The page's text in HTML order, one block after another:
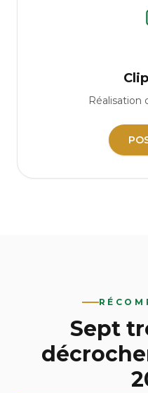
Réalisation
Sept